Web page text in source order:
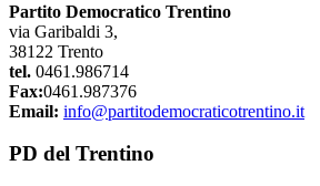
Partito Democratico Trentino
via Garibaldi 3,
38122 Trento
tel. 0461.986714
Fax:0461.987376
Email: info@partitodemocraticotrentino.it
PD del Trentino